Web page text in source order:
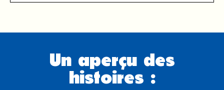
Un aperçu des
histoires :